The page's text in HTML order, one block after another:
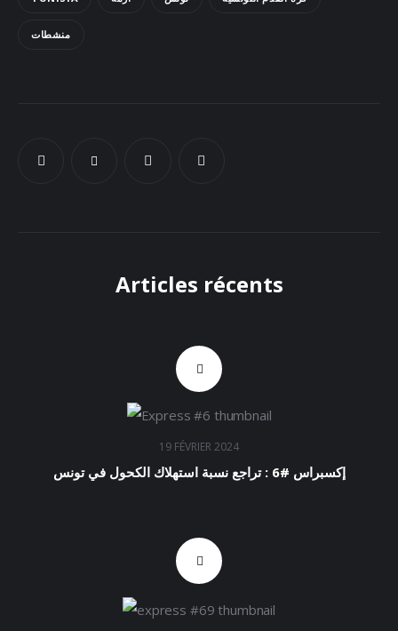
Sounds
منشطات
Articles récents
19 FÉVRIER 2024
إكسبراس #6 : تراجع نسبة استهلاك الكحول في تونس